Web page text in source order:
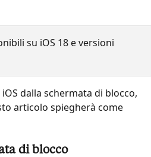
su iOS 18 e versioni
dalla schermata di blocco,
articolo spiegherà come
di blocco